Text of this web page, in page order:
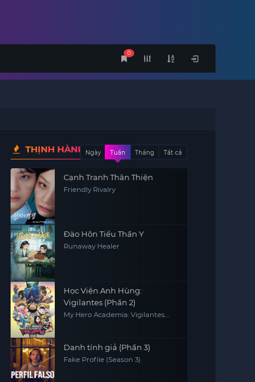
0
THỊNH HÀNHNgày Tuần Tháng Tất cả
Cạnh Tranh Thân Thiện
Friendly Rivalry
Đào Hôn Tiểu Thần Y
Runaway Healer
Học Viện Anh Hùng:
Vigilantes (Phần 2)
My Hero Academia: Vigilantes
Danh tính giả (Phần 3)
Fake Profile (Season 3)